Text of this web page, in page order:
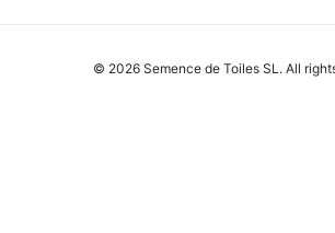
© 2026 Semence de Toiles SL. All